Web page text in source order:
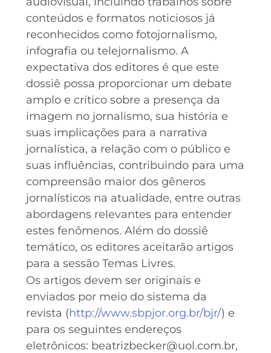
conteúdos e formatos noticiosos já
reconhecidos como fotojornalismo,
infografia ou telejornalismo. A
expectativa dos editores é que este
dossiê possa proporcionar um debate
amplo e crítico sobre a presença da
imagem no jornalismo, sua história e
suas implicações para a narrativa
jornalística, a relação com o público e
suas influências, contribuindo para uma
compreensão maior dos gêneros
jornalísticos na atualidade, entre outras
abordagens relevantes para entender
estes fenômenos. Além do dossiê
temático, os editores aceitarão artigos
para a sessão Temas Livres.
Os artigos devem ser originais e
enviados por meio do sistema da
revista (http://www.sbpjor.org.br/bjr/) e
para os seguintes endereços
eletrônicos: beatrizbecker@uol.com.br,